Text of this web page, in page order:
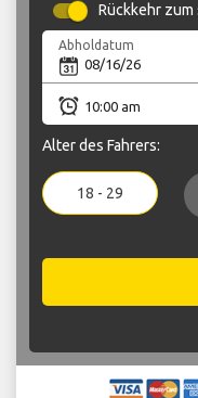
Rückkehr
Abholdatum
Alter des Fahrers:
18 - 29